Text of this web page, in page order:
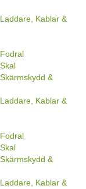
Kablar &
&
Kablar &
&
Kablar &